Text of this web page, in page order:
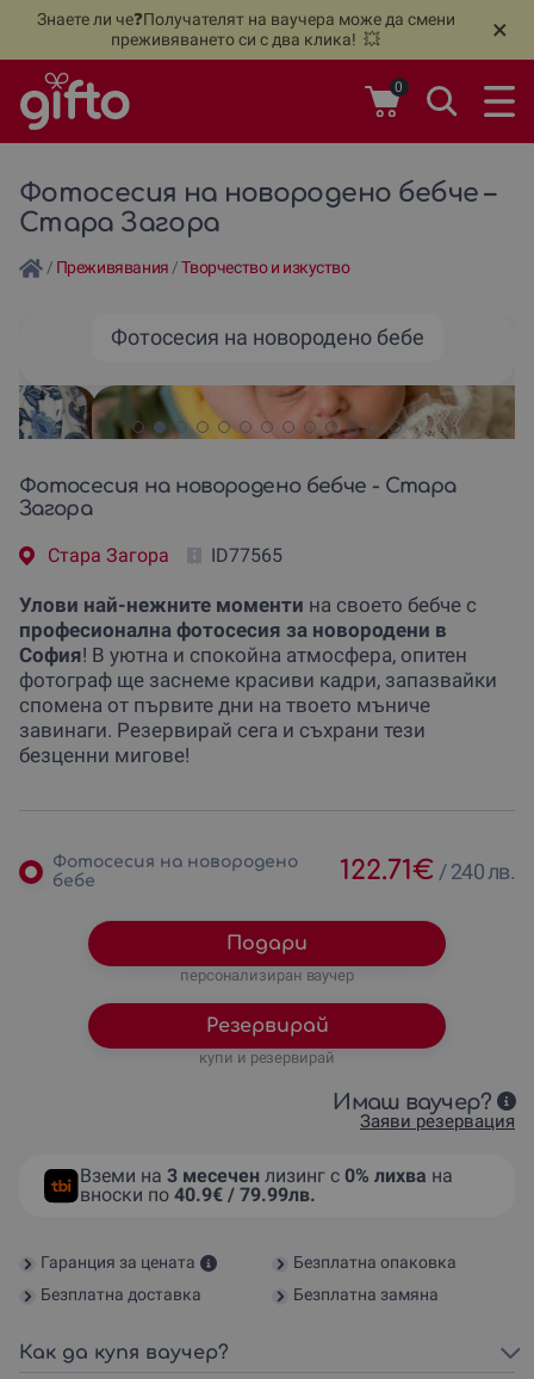
Знаете ли че❓Получателят на ваучера може да смени
преживяването си с два клика! 💥
×
0
Фотосесия на новородено бебче –
Стара Загора
/ Преживявания /Творчество и изкуство
Фотосесия на новородено бебе
Фотосесия на новородено бебче - Стара
Загора
Стара Загора ID77565
Улови най-нежните моменти на своето бебче с
професионална фотосесия за новородени в
София! В уютна и спокойна атмосфера, опитен
фотограф ще заснеме красиви кадри, запазвайки
спомена от първите дни на твоето мъниче
завинаги. Резервирай сега и съхрани тези
безценни мигове!
Фотосесия на новородено
бебе
122.71€ /240 лв.
Подари
персонализиран ваучер
Резервирай
купи и резервирай
Имаш ваучер?
Заяви резервация
Вземи на 3 месечен лизинг с 0% лихва на
вноски по 40.9€ / 79.99лв.
Гаранция за цената
Безплатна опаковка
Безплатна доставка
Безплатна замяна
Как да купя ваучер?